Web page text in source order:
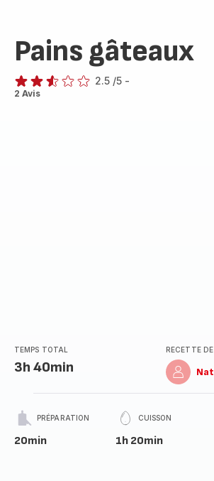
Pains gâteaux
ratings.2.5
2.5 /5 -
2 Avis
TEMPS TOTAL
3h 40min
RECETTE DE
PRÉPARATION
20min
CUISSON
1h 20min